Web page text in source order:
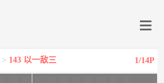
> 143 以一敌三 1/14P